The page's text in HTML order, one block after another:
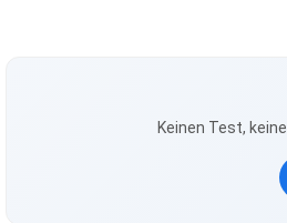
Keinen Test,